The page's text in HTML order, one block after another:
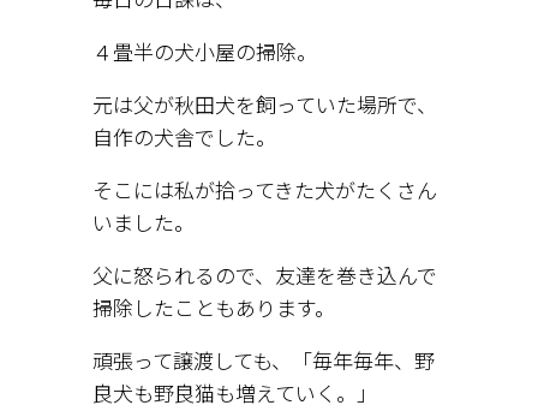
４畳半の犬小屋の掃除。
元は父が秋田犬を飼っていた場所で、
自作の犬舎でした。
そこには私が拾ってきた犬がたくさん
いました。
父に怒られるので、友達を巻き込んで
掃除したこともあります。
頑張って譲渡しても、「毎年毎年、野
良犬も野良猫も増えていく。」